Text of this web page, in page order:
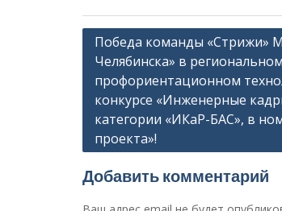
Навигация
по
записям
Победа команды «Стрижи»
Челябинска» в региональном
профориентационном
конкурсе «Инженерные
категории «ИКаР-БАС», в
проекта»!
Добавить комментарий